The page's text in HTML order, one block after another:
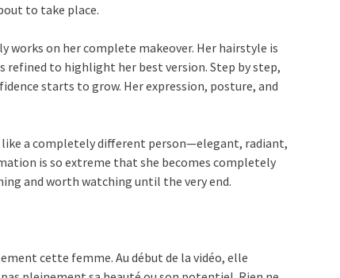
to take place.
works on her complete makeover. Her hairstyle is
refined to highlight her best version. Step by step,
starts to grow. Her expression, posture, and
a completely different person—elegant, radiant,
is so extreme that she becomes completely
and worth watching until the very end.
cette femme. Au début de la vidéo, elle